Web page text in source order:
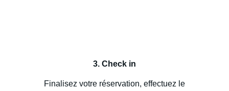
3. Check in
Finalisez votre réservation, effectuez le